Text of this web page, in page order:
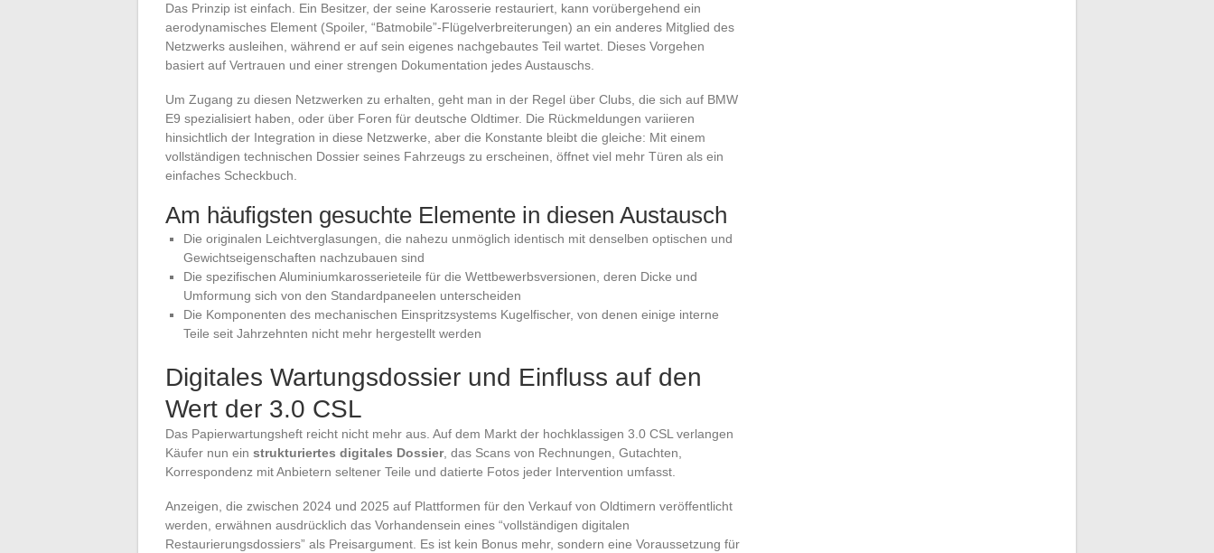
Das Prinzip ist einfach. Ein Besitzer, der seine Karosserie restauriert, kann vorübergehend ein
aerodynamisches Element (Spoiler, “Batmobile”-Flügelverbreiterungen) an ein anderes Mitglied des
Netzwerks ausleihen, während er auf sein eigenes nachgebautes Teil wartet. Dieses Vorgehen
basiert auf Vertrauen und einer strengen Dokumentation jedes Austauschs.
Um Zugang zu diesen Netzwerken zu erhalten, geht man in der Regel über Clubs, die sich auf BMW
E9 spezialisiert haben, oder über Foren für deutsche Oldtimer. Die Rückmeldungen variieren
hinsichtlich der Integration in diese Netzwerke, aber die Konstante bleibt die gleiche: Mit einem
vollständigen technischen Dossier seines Fahrzeugs zu erscheinen, öffnet viel mehr Türen als ein
einfaches Scheckbuch.
Am häufigsten gesuchte Elemente in diesen Austausch
Die originalen Leichtverglasungen, die nahezu unmöglich identisch mit denselben optischen und
Gewichtseigenschaften nachzubauen sind
Die spezifischen Aluminiumkarosserieteile für die Wettbewerbsversionen, deren Dicke und
Umformung sich von den Standardpaneelen unterscheiden
Die Komponenten des mechanischen Einspritzsystems Kugelfischer, von denen einige interne
Teile seit Jahrzehnten nicht mehr hergestellt werden
Digitales Wartungsdossier und Einfluss auf den
Wert der 3.0 CSL
Das Papierwartungsheft reicht nicht mehr aus. Auf dem Markt der hochklassigen 3.0 CSL verlangen
Käufer nun ein strukturiertes digitales Dossier, das Scans von Rechnungen, Gutachten,
Korrespondenz mit Anbietern seltener Teile und datierte Fotos jeder Intervention umfasst.
Anzeigen, die zwischen 2024 und 2025 auf Plattformen für den Verkauf von Oldtimern veröffentlicht
werden, erwähnen ausdrücklich das Vorhandensein eines “vollständigen digitalen
Restaurierungsdossiers” als Preisargument. Es ist kein Bonus mehr, sondern eine Voraussetzung für